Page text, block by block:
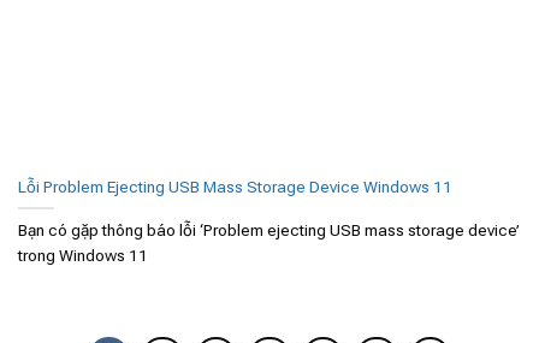
Lỗi Problem Ejecting USB Mass Storage Device Windows 11
Bạn có gặp thông báo lỗi ‘Problem ejecting USB mass storage device’
trong Windows 11